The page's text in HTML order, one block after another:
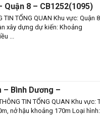
Quận 8 – CB1252(1095)
TỔNG QUAN Khu vực: Quận 8,
xây dựng dự kiến: Khoảng
...
– Bình Dương –
TIN TỔNG QUAN Khu vực:
nở hậu khoảng 170m Loại hình: